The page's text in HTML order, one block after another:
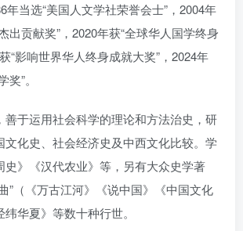
年当选“美国人文学社荣誉会士”，2004年
出贡献奖”，2020年获“全球华人国学终身
“影响世界华人终身成就大奖”，2024年
”。
善于运用社会科学的理论和方法治史，研
文化史、社会经济史及中西文化比较。学
史》《汉代农业》等，另有大众史学著
”（《万古江河》《说中国》《中国文化
华夏》等数十种行世。